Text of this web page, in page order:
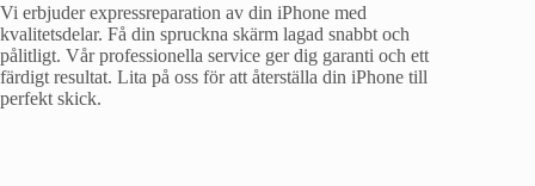
Vi erbjuder expressreparation av din iPhone med
kvalitetsdelar. Få din spruckna skärm lagad snabbt och
pålitligt. Vår professionella service ger dig garanti och ett
färdigt resultat. Lita på oss för att återställa din iPhone till
perfekt skick.